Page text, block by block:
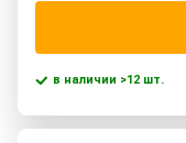
в наличии >12 шт.